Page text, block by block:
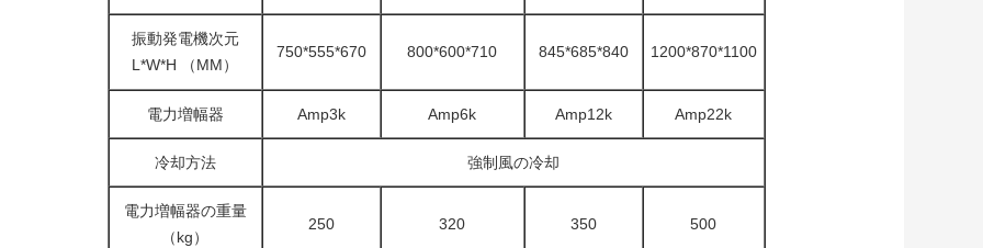
振動発電機次元
L*W*H （MM）
750*555*670 800*600*710 845*685*840 1200*870*1100
電力増幅器 Amp3k Amp6k Amp12k Amp22k
冷却方法 強制風の冷却
電力増幅器の重量
（kg）
250 320 350 500